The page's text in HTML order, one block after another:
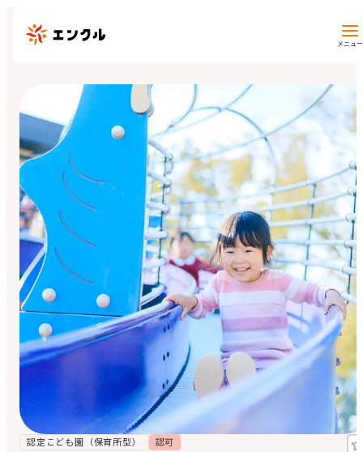
メニュー
保育園・幼稚園を探す
地図から探す
地域から探す
マイページ
閲覧履歴
お気に入り
メッセージ
認定こども園（保育所型） 認可